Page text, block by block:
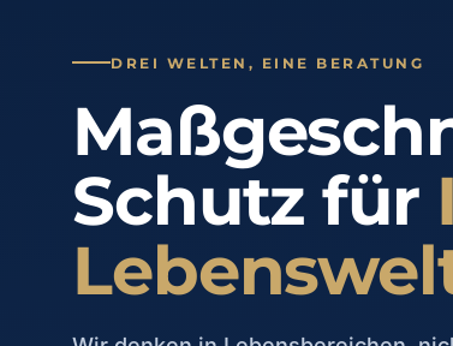
DREI WELTEN, EINE BERATUNG
Schutz für